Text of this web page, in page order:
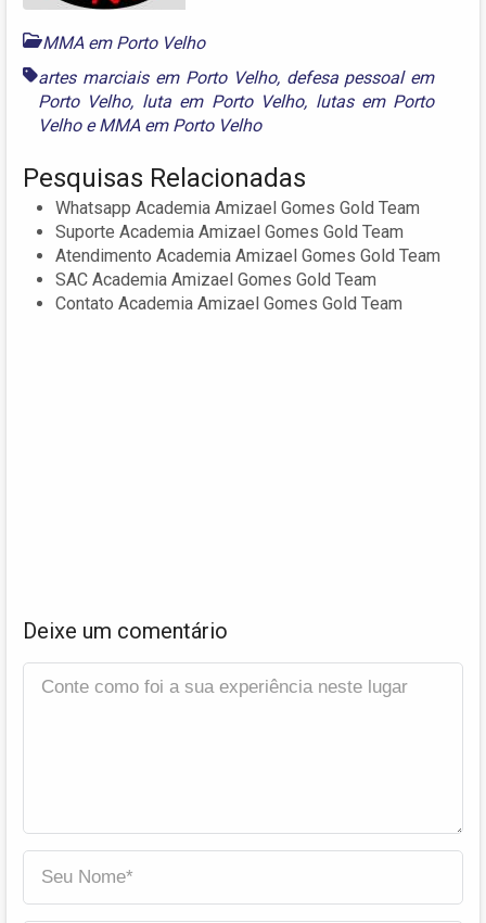
MMA em Porto Velho
artes marciais em Porto Velho, defesa pessoal em
Porto Velho, luta em Porto Velho, lutas em Porto
VelhoeMMA em Porto Velho
Pesquisas Relacionadas
Whatsapp Academia Amizael Gomes Gold Team
Suporte Academia Amizael Gomes Gold Team
Atendimento Academia Amizael Gomes Gold Team
SAC Academia Amizael Gomes Gold Team
Contato Academia Amizael Gomes Gold Team
Deixe um comentário